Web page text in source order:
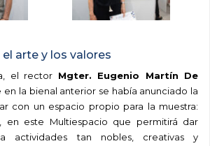
arte y los valores
el rector Mgter. Eugenio Martín De
la bienal anterior se había anunciado la
con un espacio propio para la muestra:
en este Multiespacio que permitirá dar
actividades tan nobles, creativas y